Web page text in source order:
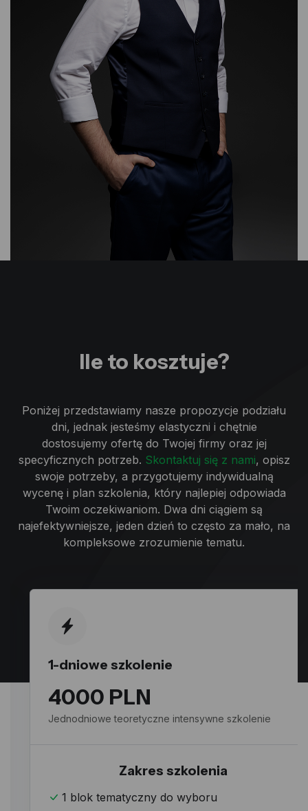
Ile to kosztuje?
Poniżej przedstawiamy nasze propozycje podziału
dni, jednak jesteśmy elastyczni i chętnie
dostosujemy ofertę do Twojej firmy oraz jej
specyficznych potrzeb. Skontaktuj się z nami, opisz
swoje potrzeby, a przygotujemy indywidualną
wycenę i plan szkolenia, który najlepiej odpowiada
Twoim oczekiwaniom. Dwa dni ciągiem są
najefektywniejsze, jeden dzień to często za mało, na
kompleksowe zrozumienie tematu.
Najefektywniejsze
2-dniowe szkolenie
7000 PLN
Dwudniowe szkolenie z warsztatami
Zakres szkolenia
2 bloki tematyczne